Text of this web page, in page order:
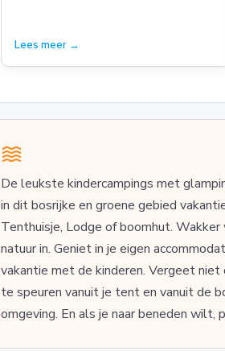
Lees meer →
De leukste kindercampings met
in dit bosrijke en groene gebied
Tenthuisje, Lodge of boomhut.
natuur in. Geniet in je eigen
vakantie met de kinderen. Vergeet
te speuren vanuit je tent en vanuit de
omgeving. En als je naar beneden wilt,